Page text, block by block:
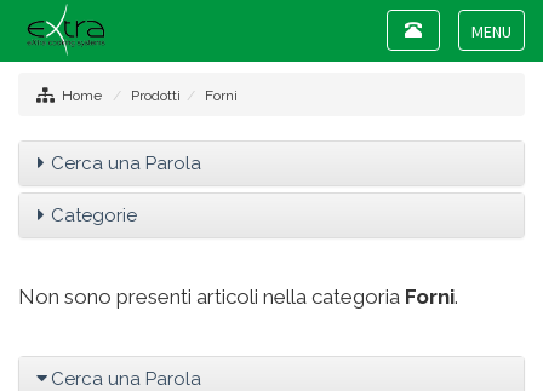
Toggle
Toggle
navigation
Home Prodotti Forni
Cerca una Parola
Categorie
Non sono presenti articoli nella categoria Forni.
Cerca una Parola